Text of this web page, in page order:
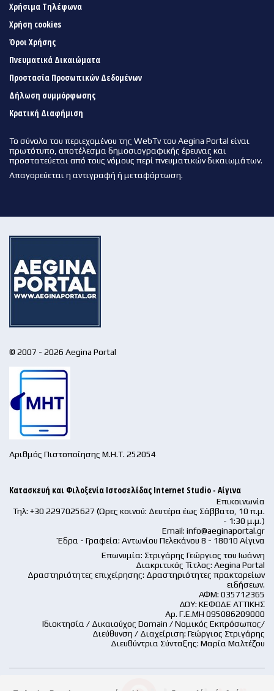
Χρήσιμα Τηλέφωνα
Χρήση cookies
Όροι Χρήσης
Πνευματικά Δικαιώματα
Προστασία Προσωπικών Δεδομένων
Δήλωση συμμόρφωσης
Κρατική Διαφήμιση
Το σύνολο του περιεχομένου της WebTv του Aegina Portal είναι
πρωτότυπο, αποτέλεσμα δημοσιογραφικής έρευνας και
προστατεύεται από τους νόμους περί πνευματικών δικαιωμάτων.
Απαγορεύεται η αντιγραφή ή μεταφόρτωση.
© 2007 - 2026 Aegina Portal
Αριθμός Πιστοποίησης Μ.Η.Τ. 252054
Κατασκευή και Φιλοξενία Ιστοσελίδας Internet Studio - Αίγινα
Επικοινωνία
Τηλ: +30 2297025627 (Ώρες κοινού: Δευτέρα έως Σάββατο, 10 π.μ.
- 1:30 μ.μ.)
Email: info@aeginaportal.gr
Έδρα - Γραφεία: Αντωνίου Πελεκάνου 8 - 18010 Αίγινα
Επωνυμία: Στριγάρης Γεώργιος του Ιωάννη
Διακριτικός Τίτλος: Aegina Portal
Δραστηριότητες επιχείρησης: Δραστηριότητες πρακτορείων
ειδήσεων.
ΑΦΜ: 035712365
ΔΟΥ: ΚΕΦΟΔΕ ΑΤΤΙΚΗΣ
Αρ. Γ.Ε.ΜΗ 095086209000
Ιδιοκτησία / Δικαιούχος Domain / Νομικός Εκπρόσωπος/
Διεύθυνση / Διαχείριση: Γεώργιος Στριγάρης
Διευθύντρια Σύνταξης: Μαρία Μαλτέζου